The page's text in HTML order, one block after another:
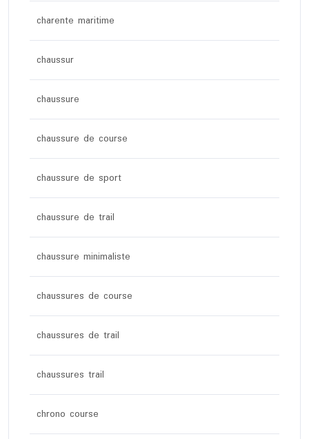
charente maritime
chaussur
chaussure
chaussure de course
chaussure de sport
chaussure de trail
chaussure minimaliste
chaussures de course
chaussures de trail
chaussures trail
chrono course